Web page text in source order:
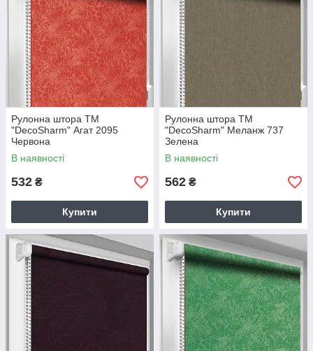
Рулонна штора TM
"DecoSharm" Агат 2095
Червона
В наявності
532 ₴
Купити
Рулонна штора TM
"DecoSharm" Меланж 737
Зелена
В наявності
562 ₴
Купити